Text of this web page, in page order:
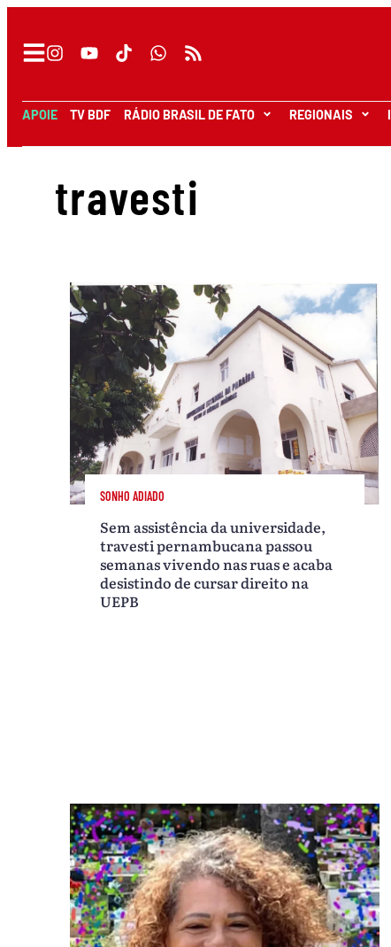
APOIE TV BDF RÁDIO BRASIL DE FATO REGIONAIS I
travesti
SONHO ADIADO
Sem assistência da universidade,
travesti pernambucana passou
semanas vivendo nas ruas e acaba
desistindo de cursar direito na
UEPB